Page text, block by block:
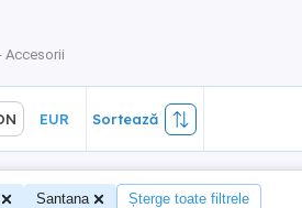
Accesorii
EUR Sortează
Santana Șterge toate filtrele